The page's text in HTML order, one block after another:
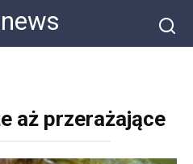
aż przerażające